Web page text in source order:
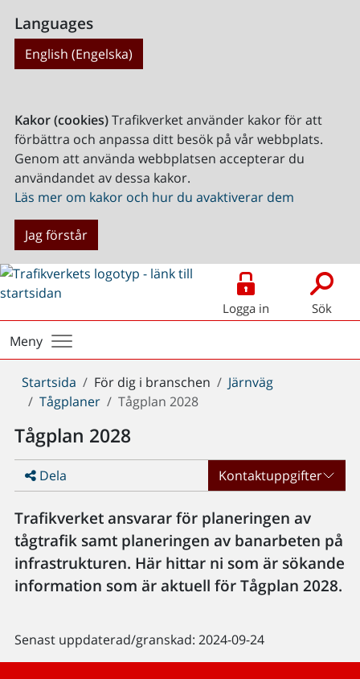
Languages
English (Engelska)
Kakor (cookies)Trafikverket använder kakor för att
förbättra och anpassa ditt besök på vår webbplats.
Genom att använda webbplatsen accepterar du
användandet av dessa kakor.
Läs mer om kakor och hur du avaktiverar dem
Jag förstår
Logga in Sök
Meny
Du
är
Startsida För dig i branschen
Järnväg
Tågplaner
Tågplan 2028
Tågplan 2028
Dela Kontaktuppgifter
Trafikverket ansvarar för planeringen av
tågtrafik samt planeringen av banarbeten på
infrastrukturen. Här hittar ni som är sökande
information som är aktuell för Tågplan 2028.
Senast uppdaterad/granskad: 2024-09-24